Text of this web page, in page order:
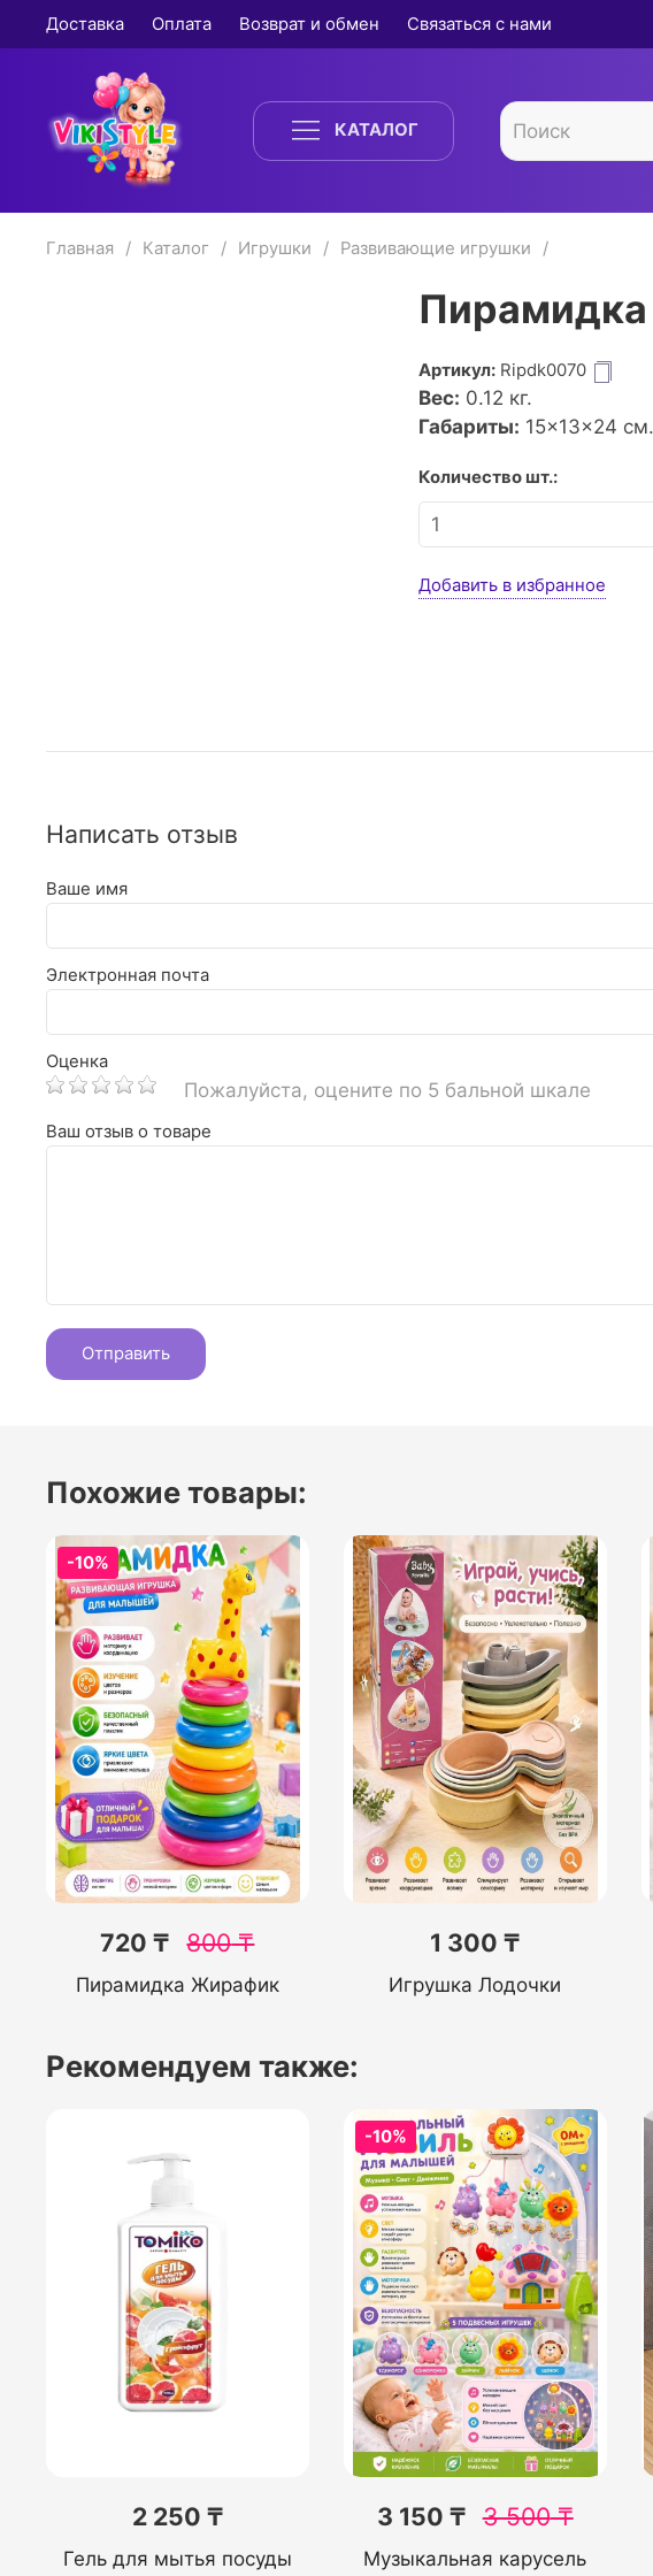
Доставка Оплата Возврат и обмен Связаться с нами
КАТАЛОГ
Главная Каталог Игрушки Развивающие игрушки
Пирамидка
Артикул: Ripdk0070
Вес: 0.12 кг.
Габариты: 15×13×24 см.
Количество шт.:
Добавить в избранное
Написать отзыв
Ваше имя
Электронная почта
Оценка
Пожалуйста, оцените по 5 бальной шкале
Ваш отзыв о товаре
Похожие товары:
-10%
720 ₸ 800₸
Пирамидка Жирафик
1 300 ₸
Игрушка Лодочки
Рекомендуем также:
2 250 ₸
Гель для мытья посуды
-10%
3 150 ₸ 3 500₸
Музыкальная карусель